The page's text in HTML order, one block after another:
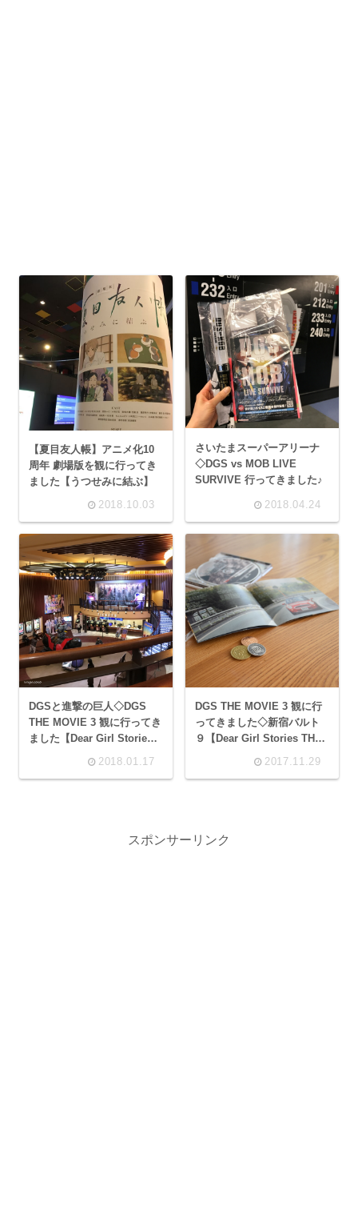
【夏目友人帳】アニメ化10
周年 劇場版を観に行ってき
ました【うつせみに結ぶ】
2018.10.03
さいたまスーパーアリーナ
◇DGS vs MOB LIVE
SURVIVE 行ってきました♪
2018.04.24
DGSと進撃の巨人◇DGS
THE MOVIE 3 観に行ってき
ました【Dear Girl Stories
THE MOVIE 3 後編：蒼の継
2018.01.17
DGS THE MOVIE 3 観に行
ってきました◇新宿バルト
９【Dear Girl Stories THE
MOVIE 3 前編：六人の龍馬
2017.11.29
スポンサーリンク